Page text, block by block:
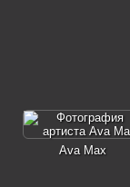
Ava Max